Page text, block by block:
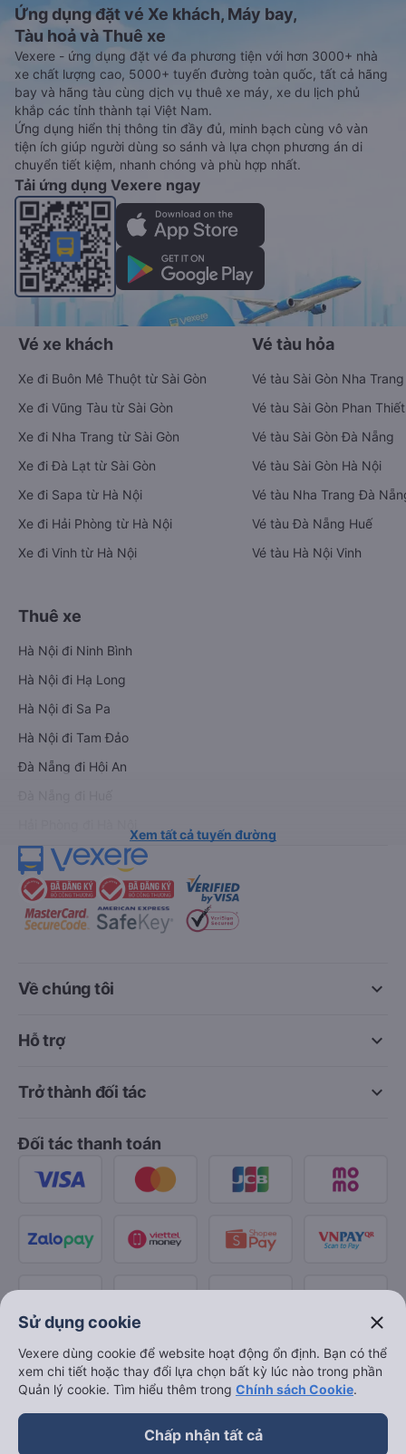
Ứng dụng đặt vé Xe khách, Máy bay,
Tàu hoả và Thuê xe
Vexere - ứng dụng đặt vé đa phương tiện với hơn 3000+ nhà
xe chất lượng cao, 5000+ tuyến đường toàn quốc, tất cả hãng
bay và hãng tàu cùng dịch vụ thuê xe máy, xe du lịch phủ
khắp các tỉnh thành tại Việt Nam.
Ứng dụng hiển thị thông tin đầy đủ, minh bạch cùng vô vàn
tiện ích giúp người dùng so sánh và lựa chọn phương án di
chuyển tiết kiệm, nhanh chóng và phù hợp nhất.
Tải ứng dụng Vexere ngay
Vé xe khách
Xe đi Buôn Mê Thuột từ Sài Gòn
Xe đi Vũng Tàu từ Sài Gòn
Xe đi Nha Trang từ Sài Gòn
Xe đi Đà Lạt từ Sài Gòn
Xe đi Sapa từ Hà Nội
Xe đi Hải Phòng từ Hà Nội
Xe đi Vinh từ Hà Nội
Vé tàu hỏa
Vé tàu Sài Gòn Nha Trang
Vé tàu Sài Gòn Phan Thiết
Vé tàu Sài Gòn Đà Nẵng
Vé tàu Sài Gòn Hà Nội
Vé tàu Nha Trang Đà
Vé tàu Đà Nẵng Huế
Vé tàu Hà Nội Vinh
Thuê xe
Hà Nội đi Ninh Bình
Hà Nội đi Hạ Long
Hà Nội đi Sa Pa
Hà Nội đi Tam Đảo
Đà Nẵng đi Hội An
Xem tất cả tuyến đường
keyboard_arrow_down
Về chúng tôi
keyboard_arrow_down
Hỗ trợ
keyboard_arrow_down
Trở thành đối tác
Đối tác thanh toán
Sử dụng cookie close
Vexere dùng cookie để website hoạt động ổn định. Bạn có thể
xem chi tiết hoặc thay đổi lựa chọn bất kỳ lúc nào trong phần
Quản lý cookie. Tìm hiểu thêm trong Chính sách Cookie.
Chấp nhận tất cả